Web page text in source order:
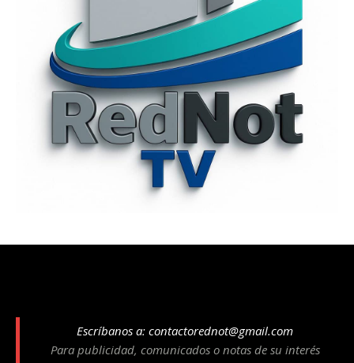
Escríbanos a: contactorednot@gmail.com
Para publicidad, comunicados o notas de su interés